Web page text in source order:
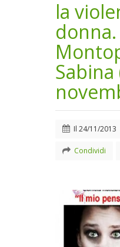
la
donna.
Sabina
Il 24/11/2013
Condividi